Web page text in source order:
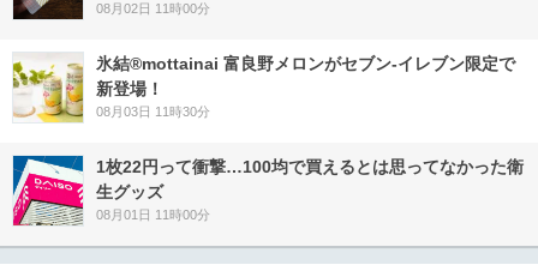
08月02日 11時00分
氷結®mottainai 富良野メロンがセブン‐イレブン限定で
新登場！
08月03日 11時30分
1枚22円って衝撃…100均で買えるとは思ってなかった衛
生グッズ
08月01日 11時00分